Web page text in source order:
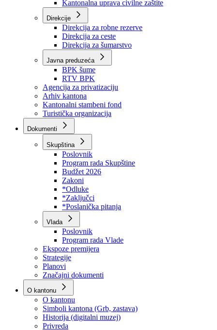
Kantonalna uprava za inspekcijske poslove
Kantonalna uprava civilne zaštite
Direkcije
Direkcija za robne rezerve
Direkcija za ceste
Direkcija za šumarstvo
Javna preduzeća
BPK šume
RTV BPK
Agencija za privatizaciju
Arhiv kantona
Kantonalni stambeni fond
Turistička organizacija
Dokumenti
Skupština
Poslovnik
Program rada Skupštine
Budžet 2026
Zakoni
*Odluke
*Zaključci
*Poslanička pitanja
Vlada
Poslovnik
Program rada Vlade
Ekspoze premijera
Strategije
Planovi
Značajni dokumenti
O kantonu
O kantonu